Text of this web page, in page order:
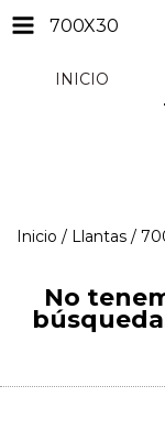
700X30
INICIO
Inicio / Llantas /
No